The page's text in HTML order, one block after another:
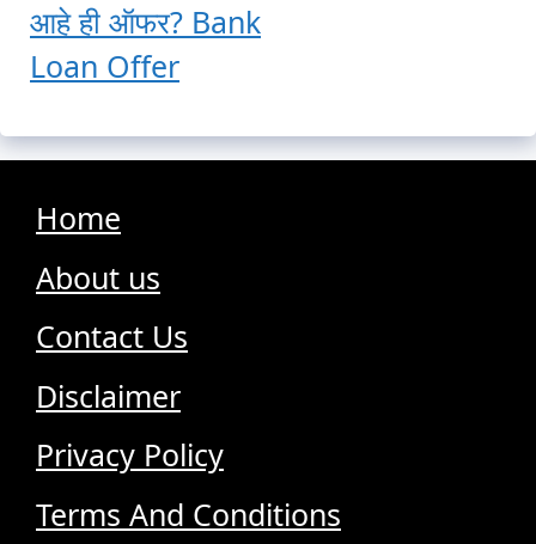
आहे ही ऑफर? Bank
Loan Offer
Home
About us
Contact Us
Disclaimer
Privacy Policy
Terms And Conditions